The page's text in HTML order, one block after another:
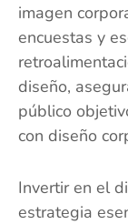
imagen
encuestas y
diseño,
público
con diseño
Invertir en el
estrategia